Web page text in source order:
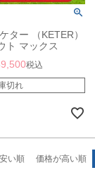
ター （KETER）
ト マックス
MAX）」
税込
切れ
い順 価格が高い順